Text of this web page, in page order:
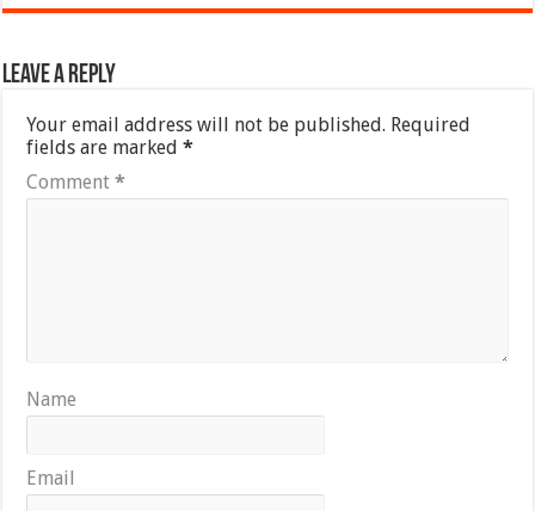
Leave a Reply
Your email address will not be published. Required
fields are marked*
Comment*
Name
Email